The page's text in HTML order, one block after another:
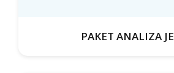
PAKET ANALIZA